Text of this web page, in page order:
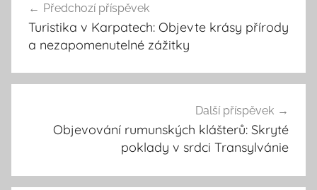
pro
příspěvek
Předchozí příspěvek
Turistika v Karpatech: Objevte krásy přírody
a nezapomenutelné zážitky
Další příspěvek
Objevování rumunských klášterů: Skryté
poklady v srdci Transylvánie